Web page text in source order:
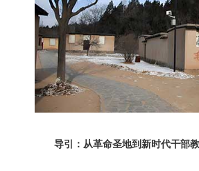
导引：从革命圣地到新时代干部